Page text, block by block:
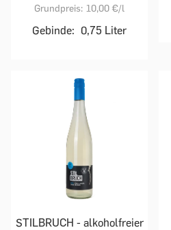
Grundpreis: 10,00 €/l
Gebinde: 0,75 Liter
STILBRUCH - alkoholfreier